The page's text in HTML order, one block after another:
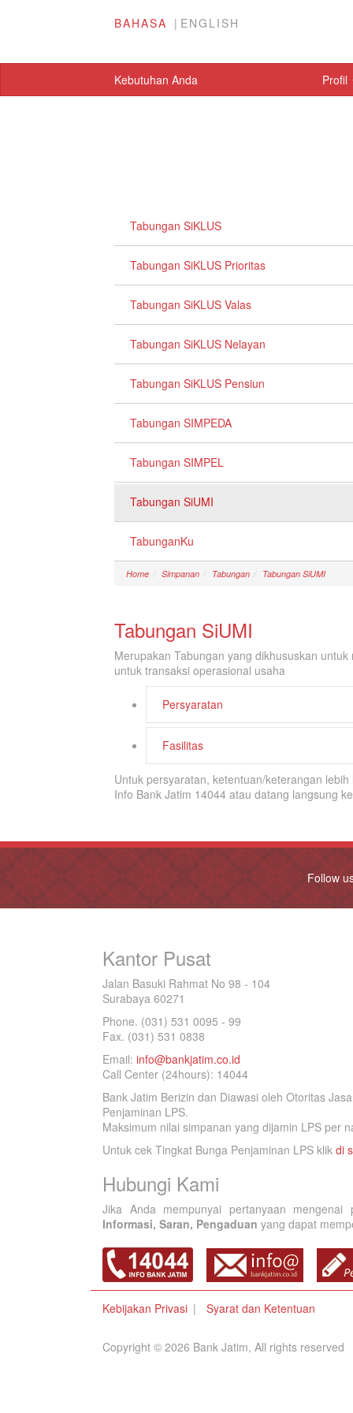
BAHASA ENGLISH
Kebutuhan Anda Profil
Tabungan SiKLUS
Tabungan SiKLUS Prioritas
Tabungan SiKLUS Valas
Tabungan SiKLUS Nelayan
Tabungan SiKLUS Pensiun
Tabungan SIMPEDA
Tabungan SIMPEL
Tabungan SiUMI
TabunganKu
Home Simpanan Tabungan Tabungan SiUMI
Tabungan SiUMI
Merupakan Tabungan yang dikhususkan
untuk transaksi operasional usaha
Persyaratan
Fasilitas
Untuk persyaratan, ketentuan/keterangan
Info Bank Jatim 14044 atau datang langsung
Follow
Kantor Pusat
Jalan Basuki Rahmat No 98 - 104
Surabaya 60271
Phone. (031) 531 0095 - 99
Fax. (031) 531 0838
Email: info@bankjatim.co.id
Call Center (24hours): 14044
Bank Jatim Berizin dan Diawasi oleh Otoritas
Penjaminan LPS.
Maksimum nilai simpanan yang dijamin LPS per
Untuk cek Tingkat Bunga Penjaminan LPS klik di
Hubungi Kami
Jika Anda mempunyai pertanyaan
Informasi, Saran, Pengaduan yang dapat
Kebijakan Privasi Syarat dan Ketentuan
Copyright © 2026 Bank Jatim, All rights reserved